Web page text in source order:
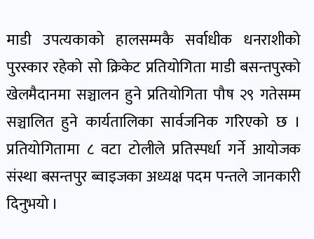
बिपद-
जोखिम
पोष्ट
खेल
र
खेलाडी
पोष्ट
माडी उपत्यकाको हालसम्मकै सर्वाधीक धनराशीको
पुरस्कार रहेको सो क्रिकेट प्रतियोगिता माडी बसन्तपुरको
खेलमैदानमा सञ्चालन हुने प्रतियोगिता पौष २९ गतेसम्म
सञ्चालित हुने कार्यतालिका सार्वजनिक गरिएको छ ।
प्रतियोगितामा ८ वटा टोलीले प्रतिस्पर्धा गर्ने आयोजक
संस्था बसन्तपुर ब्वाइजका अध्यक्ष पदम पन्तले जानकारी
दिनुभयो ।